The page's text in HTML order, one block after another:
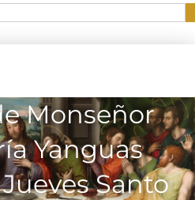
Monseñor
Yanguas
Santo